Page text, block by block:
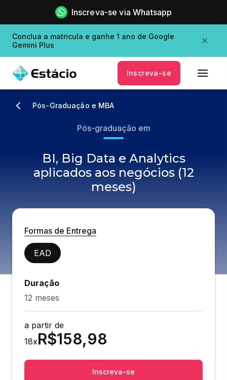
Inscreva-se via Whatsapp
Conclua a matricula e ganhe 1 ano de Google
Gemini Plus
Inscreva-se
Pós-Graduação e MBA
Pós-graduação em
BI, Big Data e Analytics
aplicados aos negócios (12
meses)
Formas de Entrega
EAD
Duração
12 meses
a partir de
18xR$158,98
Inscreva-se